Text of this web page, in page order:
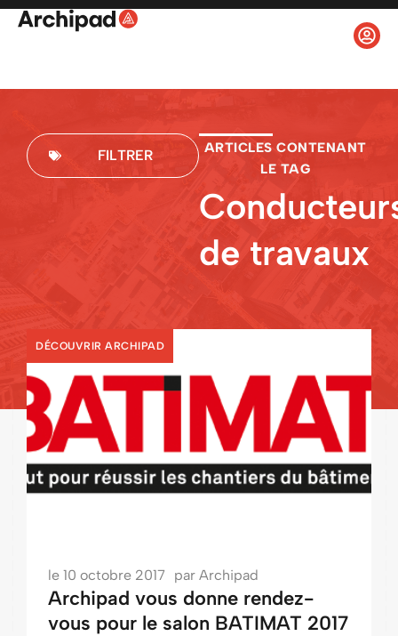
ARTICLES CONTENANT
LE TAG
de travaux
FILTRER
DÉCOUVRIR ARCHIPAD
le 10 octobre 2017 par Archipad
Archipad vous donne rendez-
vous pour le salon BATIMAT 2017